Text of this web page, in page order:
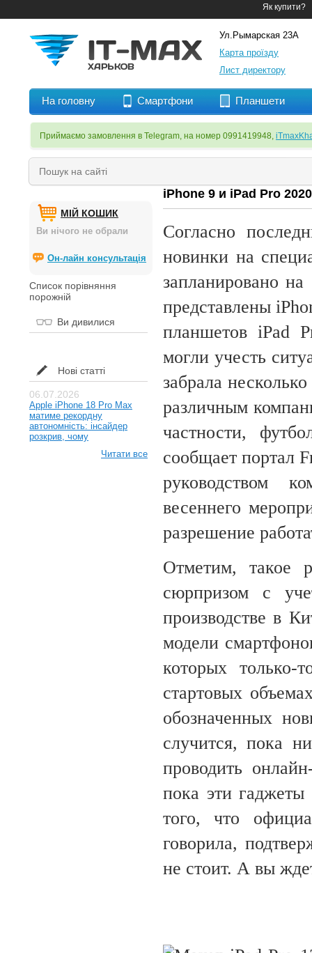
Як купити?
Ул.Рымарская 23А
Карта проїзду
Лист директору
На головну Смартфони Планшети
Приймаємо замовлення в Telegram, на номер 0991419948,
МІЙ КОШИК
Ви нічого не обрали
Он-лайн консультація
Список порівняння
порожній
Ви дивилися
Нові статті
06.07.2026
Apple iPhone 18 Pro Max
матиме рекордну
автономність: інсайдер
розкрив, чому
Читати все
iPhone 9 и iPad Pro
Согласно
новинки на
запланировано
представлены
планшетов iPad
могли учесть
забрала
различным
частности,
сообщает портал
руководством
весеннего
разрешение
Отметим, такое
сюрпризом с
производстве в
модели
которых
стартовых
обозначенных
случится, пока
проводить
пока эти
того, что
говорила,
не стоит. А вы